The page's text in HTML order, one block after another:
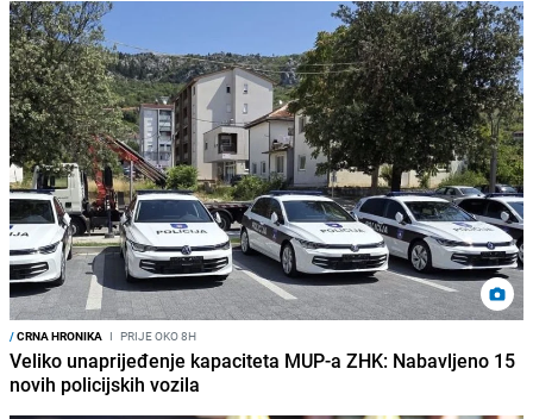
/CRNA HRONIKA I PRIJE OKO 8H
Veliko unaprijeđenje kapaciteta MUP-a ZHK: Nabavljeno 15
novih policijskih vozila